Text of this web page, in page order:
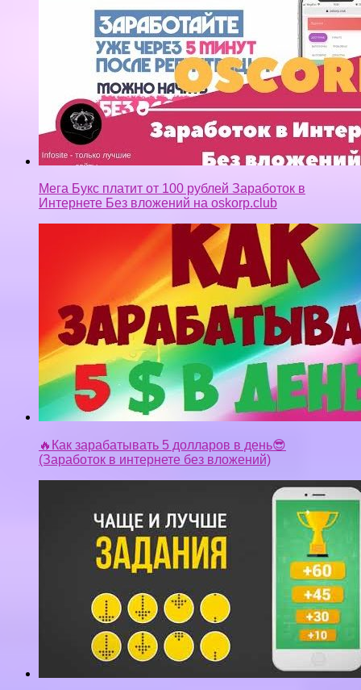
Мега Букс платит от 100 рублей Заработок в
Интернете Без вложений на oskorp.club
🔥Как зарабатывать 5 долларов в день😎
(Заработок в интернете без вложений)